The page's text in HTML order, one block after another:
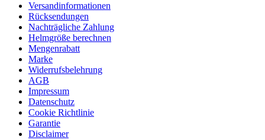
Versandinformationen
Rücksendungen
Nachträgliche Zahlung
Helmgröße berechnen
Mengenrabatt
Marke
Widerrufsbelehrung
AGB
Impressum
Datenschutz
Cookie Richtlinie
Garantie
Disclaimer